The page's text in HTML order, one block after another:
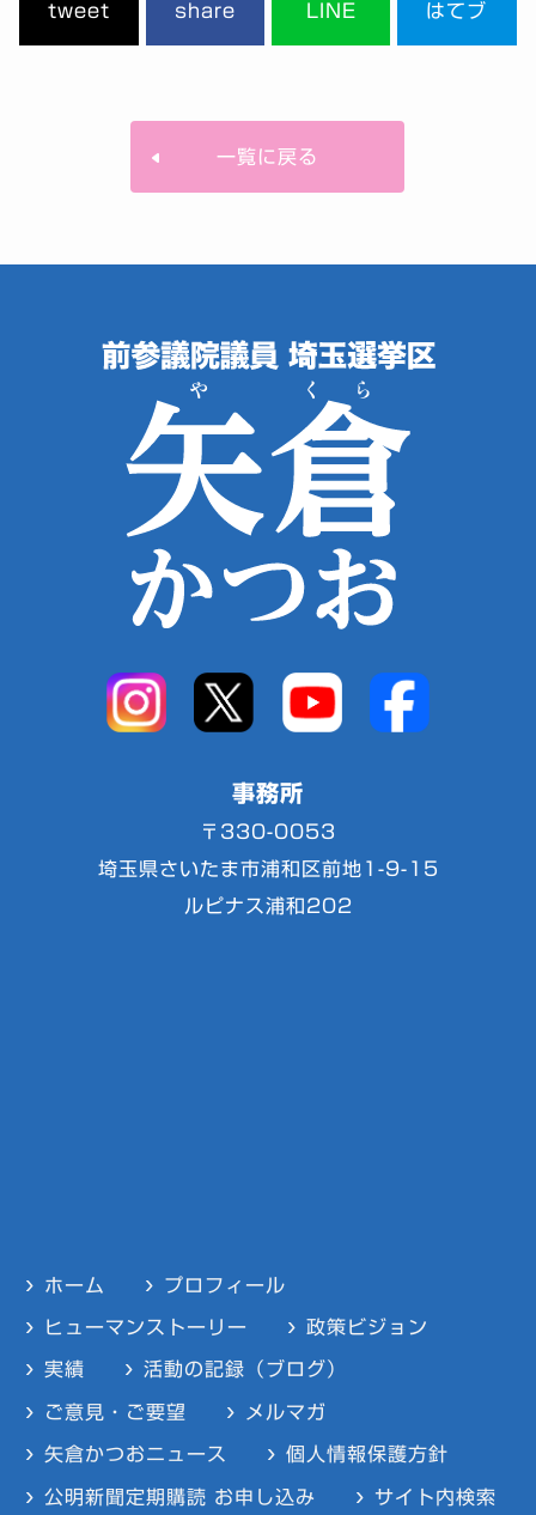
tweet share LINE はてブ
一覧に戻る
事務所
〒330-0053
埼玉県さいたま市浦和区前地1-9-15
ルピナス浦和202
ホーム プロフィール
ヒューマンストーリー 政策ビジョン
実績 活動の記録（ブログ）
ご意見・ご要望 メルマガ
矢倉かつおニュース 個人情報保護方針
公明新聞定期購読 お申し込み サイト内検索